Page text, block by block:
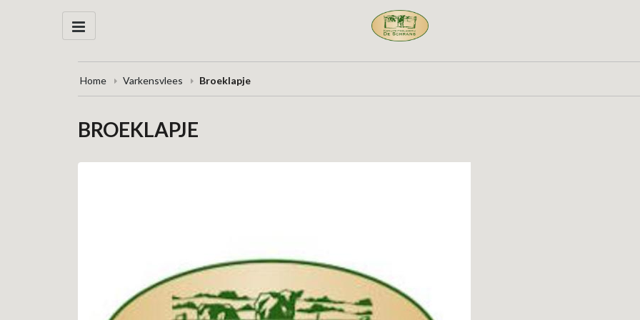
Home Varkensvlees Broeklapje
BROEKLAPJE